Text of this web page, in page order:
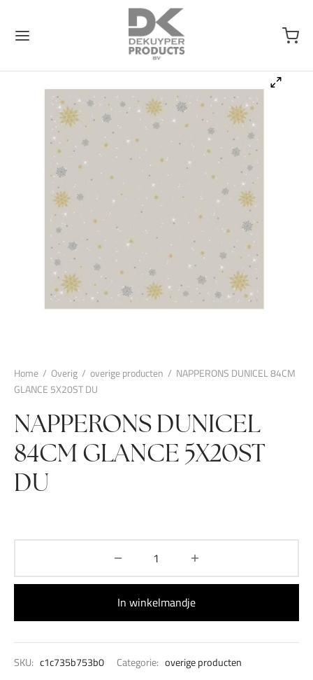
Home / Overig / overige producten / NAPPERONS DUNICEL 84CM
GLANCE 5X20ST DU
NAPPERONS DUNICEL
84CM GLANCE 5X20ST
DU
In winkelmandje
SKU: c1c735b753b0 Categorie: overige producten